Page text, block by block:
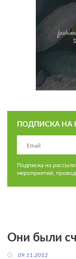
ПОДПИСКА НА
Подписка на
мероприятий,
Они были
09.11.2012